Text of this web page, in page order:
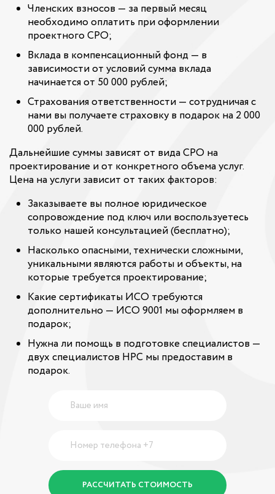
Членских взносов — за первый месяц
необходимо оплатить при оформлении
проектного СРО;
Вклада в компенсационный фонд — в
зависимости от условий сумма вклада
начинается от 50 000 рублей;
Страхования ответственности — сотрудничая с
нами вы получаете страховку в подарок на 2 000
000 рублей.
Дальнейшие суммы зависят от вида СРО на
проектирование и от конкретного объема услуг.
Цена на услуги зависит от таких факторов:
Заказываете вы полное юридическое
сопровождение под ключ или воспользуетесь
только нашей консультацией (бесплатно);
Насколько опасными, технически сложными,
уникальными являются работы и объекты, на
которые требуется проектирование;
Какие сертификаты ИСО требуются
дополнительно — ИСО 9001 мы оформляем в
подарок;
Нужна ли помощь в подготовке специалистов —
двух специалистов НРС мы предоставим в
подарок.